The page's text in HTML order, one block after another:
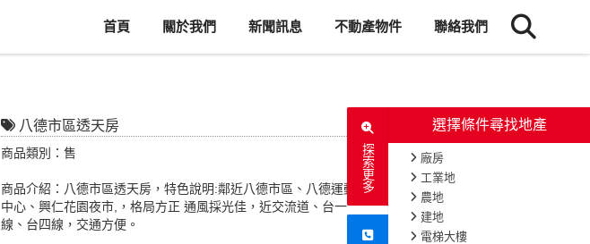
首頁 關於我們 新聞訊息 不動產物件 聯絡我們
選擇條件尋找地產
廠房
工業地
農地
建地
電梯大樓
探索更多
八德市區透天房
商品類別：售
商品介紹：八德市區透天房，特色說明:鄰近八德市區、八德運動
中心、興仁花園夜市,，格局方正 通風採光佳，近交流道、台一
線、台四線，交通方便。